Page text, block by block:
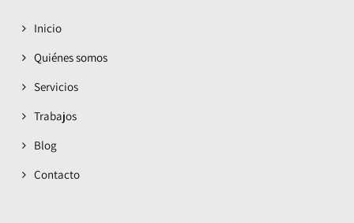
Inicio
Quiénes somos
Servicios
Trabajos
Blog
Contacto